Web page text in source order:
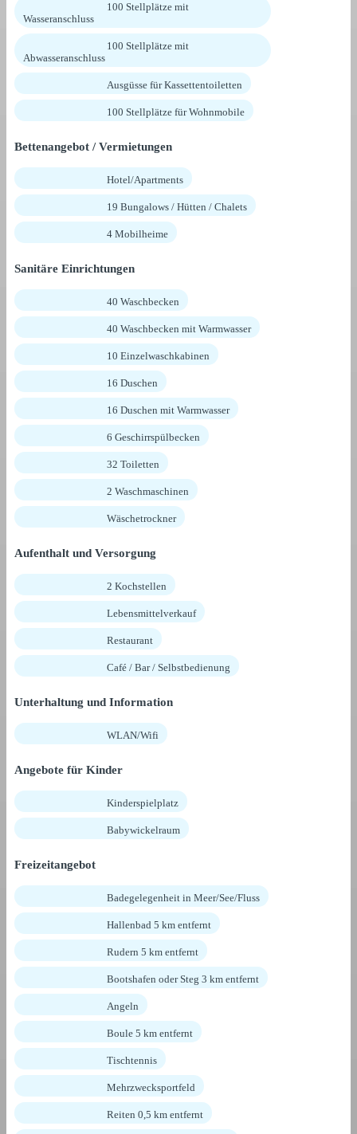
100 Stellplätze mit
Wasseranschluss
100 Stellplätze mit
Abwasseranschluss
Ausgüsse für Kassettentoiletten
100 Stellplätze für Wohnmobile
Bettenangebot / Vermietungen
Hotel/Apartments
19 Bungalows / Hütten / Chalets
4 Mobilheime
Sanitäre Einrichtungen
40 Waschbecken
40 Waschbecken mit Warmwasser
10 Einzelwaschkabinen
16 Duschen
16 Duschen mit Warmwasser
6 Geschirrspülbecken
32 Toiletten
2 Waschmaschinen
Wäschetrockner
Aufenthalt und Versorgung
2 Kochstellen
Lebensmittelverkauf
Restaurant
Café / Bar / Selbstbedienung
Unterhaltung und Information
WLAN/Wifi
Angebote für Kinder
Kinderspielplatz
Babywickelraum
Freizeitangebot
Badegelegenheit in Meer/See/Fluss
Hallenbad 5 km entfernt
Rudern 5 km entfernt
Bootshafen oder Steg 3 km entfernt
Angeln
Boule 5 km entfernt
Tischtennis
Mehrzwecksportfeld
Reiten 0,5 km entfernt